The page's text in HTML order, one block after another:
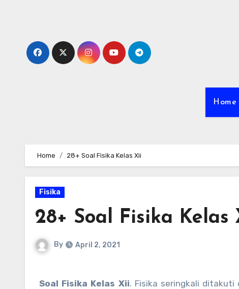
Home
Home 28+ Soal Fisika Kelas Xii
Fisika
28+ Soal Fisika Kelas
By April 2, 2021
Soal Fisika Kelas Xii. Fisika seringkali ditakuti